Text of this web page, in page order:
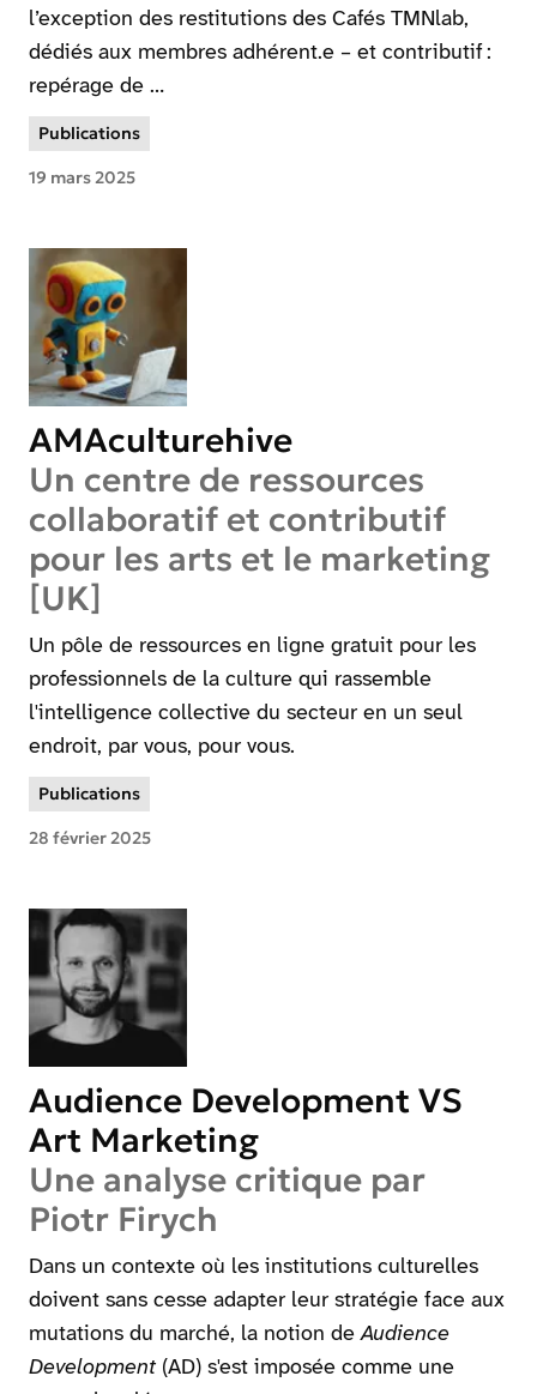
l’exception des restitutions des Cafés TMNlab,
dédiés aux membres adhérent.e – et contributif :
repérage de …
Publications
19 mars 2025
AMAculturehive
Un centre de ressources
collaboratif et contributif
pour les arts et le marketing
[UK]
Un pôle de ressources en ligne gratuit pour les
professionnels de la culture qui rassemble
l'intelligence collective du secteur en un seul
endroit, par vous, pour vous.
Publications
28 février 2025
Audience Development VS
Art Marketing
Une analyse critique par
Piotr Firych
Dans un contexte où les institutions culturelles
doivent sans cesse adapter leur stratégie face aux
mutations du marché, la notion deAudience
Development (AD) s'est imposée comme une